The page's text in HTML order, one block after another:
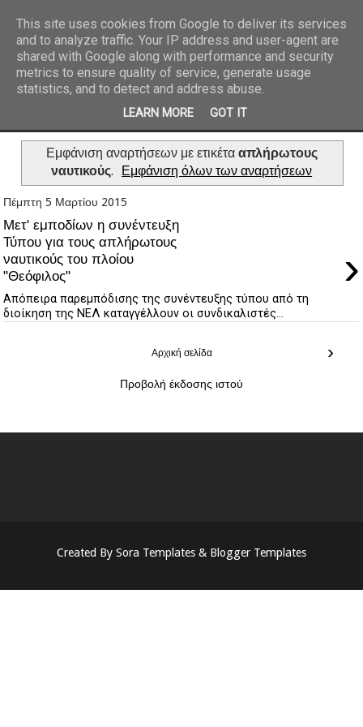
REPORTAZ NET
Εμφάνιση αναρτήσεων με ετικέτα απλήρωτους
ναυτικούς. Εμφάνιση όλων των αναρτήσεων
Πέμπτη 5 Μαρτίου 2015
Μετ' εμποδίων η συνέντευξη
Τύπου για τους απλήρωτους
ναυτικούς του πλοίου
"Θεόφιλος"
›
Απόπειρα παρεμπόδισης της συνέντευξης τύπου από τη
διοίκηση της ΝΕΛ καταγγέλλουν οι συνδικαλιστές...
›
Αρχική σελίδα
Προβολή έκδοσης ιστού
Created By Sora Templates & Blogger Templates
This site uses cookies from Google to deliver its services
and to analyze traffic. Your IP address and user-agent are
shared with Google along with performance and security
metrics to ensure quality of service, generate usage
statistics, and to detect and address abuse.
LEARN MORE GOT IT